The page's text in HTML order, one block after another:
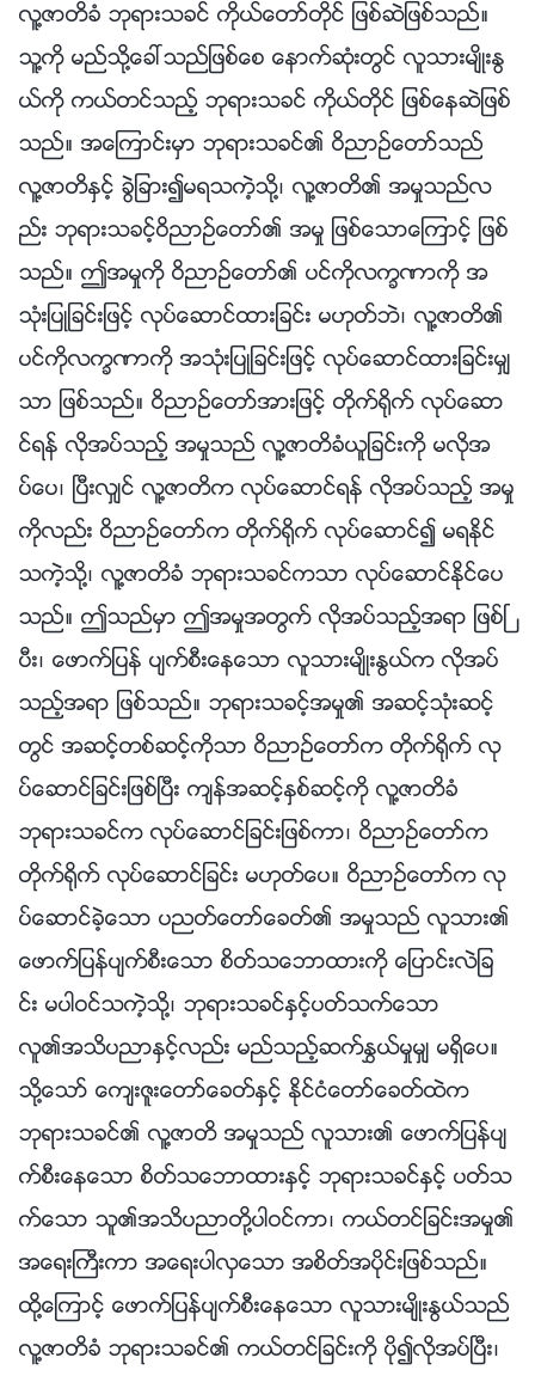
လူ႔ဇာတိခံ ဘုရားသခင္ ကိုယ္ေတာ္တိုင္ ျဖစ္ဆဲျဖစ္သည္။
သူ႔ကို မည္သို႔ေခၚသည္ျဖစ္ေစ ေနာက္ဆုံးတြင္ လူသားမ်ိဳးႏြ
ယ္ကို ကယ္တင္သည့္ ဘုရားသခင္ ကိုယ္တိုင္ ျဖစ္ေနဆဲျဖစ္
သည္။ အေၾကာင္းမွာ ဘုရားသခင္၏ ဝိညာဥ္ေတာ္သည္
လူ႔ဇာတိႏွင့္ ခြဲျခား၍မရသကဲ့သို႔၊ လူ႔ဇာတိ၏ အမႈသည္လ
ည္း ဘုရားသခင့္ဝိညာဥ္ေတာ္၏ အမႈ ျဖစ္ေသာေၾကာင့္ ျဖစ္
သည္။ ဤအမႈကို ဝိညာဥ္ေတာ္၏ ပင္ကိုလကၡဏာကို အ
သုံးျပဳျခင္းျဖင့္ လုပ္ေဆာင္ထားျခင္း မဟုတ္ဘဲ၊ လူ႔ဇာတိ၏
ပင္ကိုလကၡဏာကို အသုံးျပဳျခင္းျဖင့္ လုပ္ေဆာင္ထားျခင္းမွ်
သာ ျဖစ္သည္။ ဝိညာဥ္ေတာ္အားျဖင့္ တိုက္႐ိုက္ လုပ္ေဆာ
င္ရန္ လိုအပ္သည့္ အမႈသည္ လူ႔ဇာတိခံယူျခင္းကို မလိုအ
ပ္ေပ၊ ၿပီးလွ်င္ လူ႔ဇာတိက လုပ္ေဆာင္ရန္ လိုအပ္သည့္ အမႈ
ကိုလည္း ဝိညာဥ္ေတာ္က တိုက္႐ိုက္ လုပ္ေဆာင္၍ မရႏိုင္
သကဲ့သို႔၊ လူ႔ဇာတိခံ ဘုရားသခင္ကသာ လုပ္ေဆာင္ႏိုင္ေပ
သည္။ ဤသည္မွာ ဤအမႈအတြက္ လိုအပ္သည့္အရာ ျဖစ္ၿ
ပီး၊ ေဖာက္ျပန္ ပ်က္စီးေနေသာ လူသားမ်ိဳးႏြယ္က လိုအပ္
သည့္အရာ ျဖစ္သည္။ ဘုရားသခင့္အမႈ၏ အဆင့္သုံးဆင့္
တြင္ အဆင့္တစ္ဆင့္ကိုသာ ဝိညာဥ္ေတာ္က တိုက္႐ိုက္ လု
ပ္ေဆာင္ျခင္းျဖစ္ၿပီး က်န္အဆင့္ႏွစ္ဆင့္ကို လူ႔ဇာတိခံ
ဘုရားသခင္က လုပ္ေဆာင္ျခင္းျဖစ္ကာ၊ ဝိညာဥ္ေတာ္က
တိုက္႐ိုက္ လုပ္ေဆာင္ျခင္း မဟုတ္ေပ။ ဝိညာဥ္ေတာ္က လု
ပ္ေဆာင္ခဲ့ေသာ ပညတ္ေတာ္ေခတ္၏ အမႈသည္ လူသား၏
ေဖာက္ျပန္ပ်က္စီးေသာ စိတ္သေဘာထားကို ေျပာင္းလဲျခ
င္း မပါဝင္သကဲ့သို႔၊ ဘုရားသခင္ႏွင့္ပတ္သက္ေသာ
လူ၏အသိပညာႏွင့္လည္း မည္သည့္ဆက္ႏႊယ္မႈမွ် မရွိေပ။
သို႔ေသာ္ ေက်းဇူးေတာ္ေခတ္ႏွင့္ ႏိုင္ငံေတာ္ေခတ္ထဲက
ဘုရားသခင္၏ လူ႔ဇာတိ အမႈသည္ လူသား၏ ေဖာက္ျပန္ပ်
က္စီးေနေသာ စိတ္သေဘာထားႏွင့္ ဘုရားသခင္ႏွင့္ ပတ္သ
က္ေသာ သူ၏အသိပညာတို႔ပါဝင္ကာ၊ ကယ္တင္ျခင္းအမႈ၏
အေရးႀကီးကာ အေရးပါလွေသာ အစိတ္အပိုင္းျဖစ္သည္။
ထို႔ေၾကာင့္ ေဖာက္ျပန္ပ်က္စီးေနေသာ လူသားမ်ိဳးႏြယ္သည္
လူ႔ဇာတိခံ ဘုရားသခင္၏ ကယ္တင္ျခင္းကို ပို၍လိုအပ္ၿပီး၊